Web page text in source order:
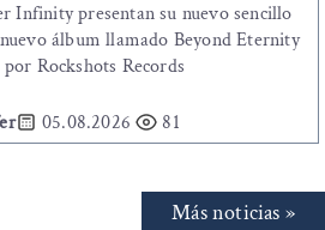
Infinity presentan su nuevo sencillo
álbum llamado Beyond Eternity
Rockshots Records
05.08.2026 81
Más noticias »